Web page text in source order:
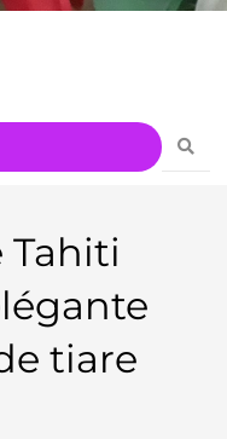
Tahiti
tiare